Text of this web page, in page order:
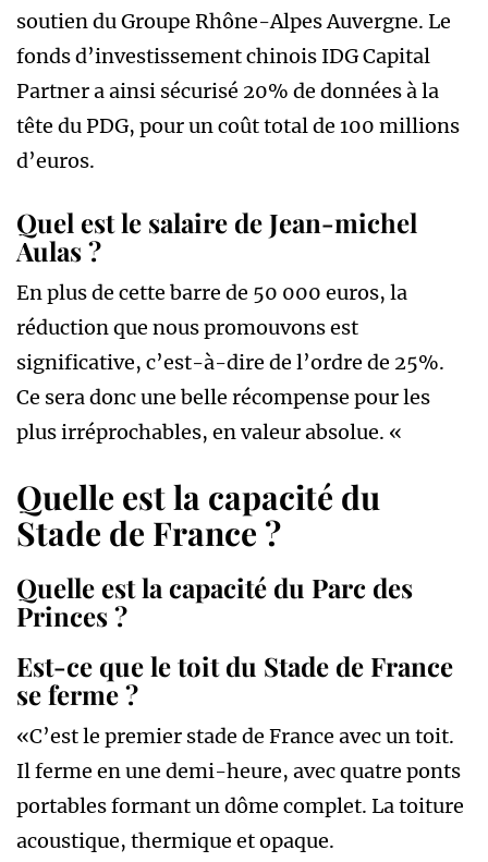
soutien du Groupe Rhône-Alpes Auvergne. Le
fonds d’investissement chinois IDG Capital
Partner a ainsi sécurisé 20% de données à la
tête du PDG, pour un coût total de 100 millions
d’euros.
Quel est le salaire de Jean-michel
Aulas ?
En plus de cette barre de 50 000 euros, la
réduction que nous promouvons est
significative, c’est-à-dire de l’ordre de 25%.
Ce sera donc une belle récompense pour les
plus irréprochables, en valeur absolue. «
Quelle est la capacité du
Stade de France ?
Quelle est la capacité du Parc des
Princes ?
Est-ce que le toit du Stade de France
se ferme ?
«C’est le premier stade de France avec un toit.
Il ferme en une demi-heure, avec quatre ponts
portables formant un dôme complet. La toiture
acoustique, thermique et opaque.